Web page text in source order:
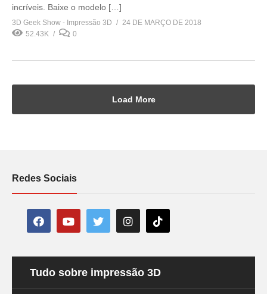
incríveis. Baixe o modelo […]
3D Geek Show - Impressão 3D
24 DE MARÇO DE 2018
52.43K
0
Load More
Redes Sociais
Tudo sobre impressão 3D